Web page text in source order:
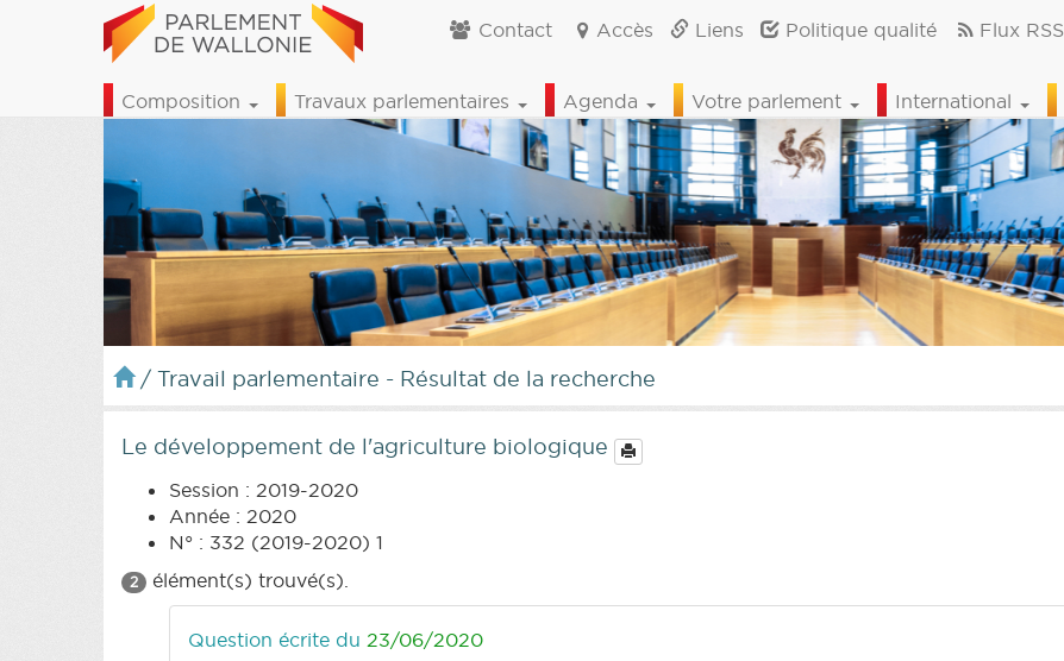
Contact Accès Liens Politique qualité Flux RSS
Composition Travaux parlementaires Agenda Votre parlement International
/ Travail parlementaire - Résultat de la recherche
Le développement de l'agriculture biologique
Session : 2019-2020
Année : 2020
N° : 332 (2019-2020) 1
2 élément(s) trouvé(s).
Question écrite du 23/06/2020